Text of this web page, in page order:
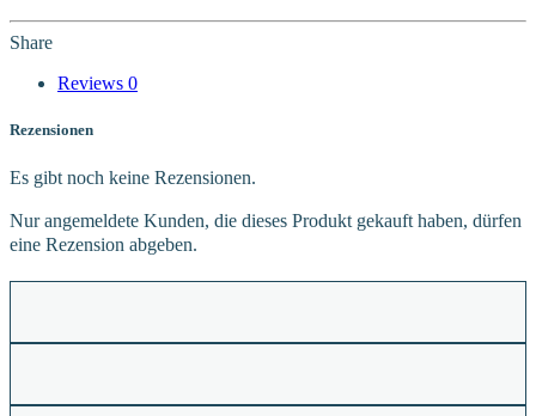
Share
Reviews 0
Rezensionen
Es gibt noch keine Rezensionen.
Nur angemeldete Kunden, die dieses Produkt gekauft haben, dürfen
eine Rezension abgeben.